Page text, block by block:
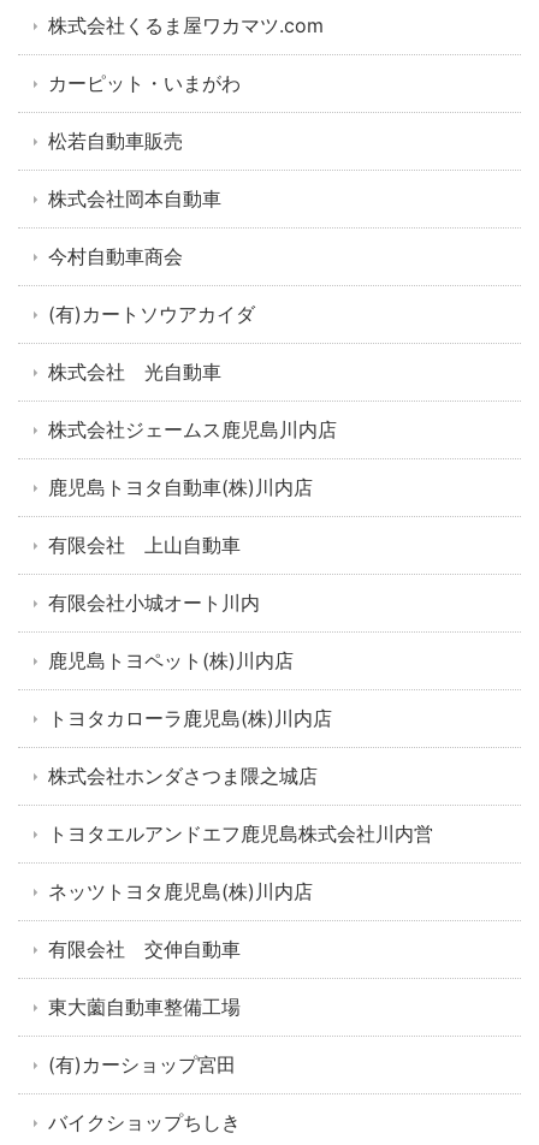
株式会社くるま屋ワカマツ.com
カーピット・いまがわ
松若自動車販売
株式会社岡本自動車
今村自動車商会
(有)カートソウアカイダ
株式会社 光自動車
株式会社ジェームス鹿児島川内店
鹿児島トヨタ自動車(株)川内店
有限会社 上山自動車
有限会社小城オート川内
鹿児島トヨペット(株)川内店
トヨタカローラ鹿児島(株)川内店
株式会社ホンダさつま隈之城店
トヨタエルアンドエフ鹿児島株式会社川内営
ネッツトヨタ鹿児島(株)川内店
有限会社 交伸自動車
東大薗自動車整備工場
(有)カーショップ宮田
バイクショップちしき